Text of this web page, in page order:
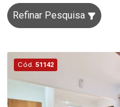
Refinar Pesquisa
Cód. 51142